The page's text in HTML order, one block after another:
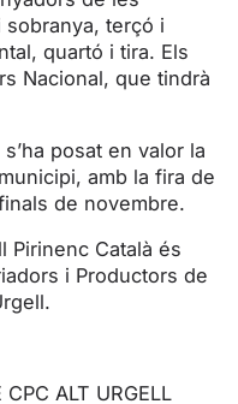
c
e
terçó i
quartó i tira. Els
Nacional, que tindrà
s’ha posat en valor la
amb la fira de
de novembre.
Pirinenc Català és
i Productors de
CPC ALT URGELL